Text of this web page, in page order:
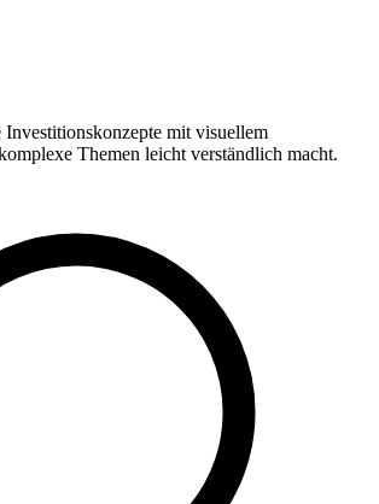
mit visuellem
Themen leicht verständlich macht.